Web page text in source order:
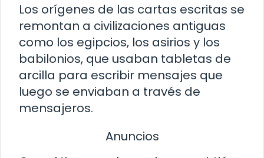
Los orígenes de las cartas escritas se
remontan a civilizaciones antiguas
como los egipcios, los asirios y los
babilonios, que usaban tabletas de
arcilla para escribir mensajes que
luego se enviaban a través de
mensajeros.
Anuncios